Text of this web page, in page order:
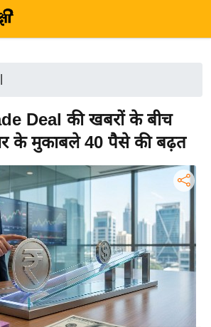
Deal की खबरों के बीच
के मुकाबले 40 पैसे की बढ़त